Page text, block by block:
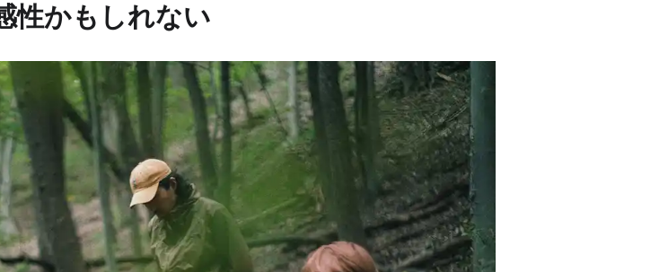
性かもしれない